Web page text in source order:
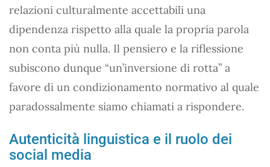
relazioni culturalmente accettabili una
dipendenza rispetto alla quale la propria parola
non conta più nulla. Il pensiero e la riflessione
subiscono dunque “un’inversione di rotta” a
favore di un condizionamento normativo al quale
paradossalmente siamo chiamati a rispondere.
Autenticità linguistica e il ruolo dei
social media